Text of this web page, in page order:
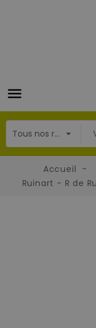
Accueil
Ruinart - R de